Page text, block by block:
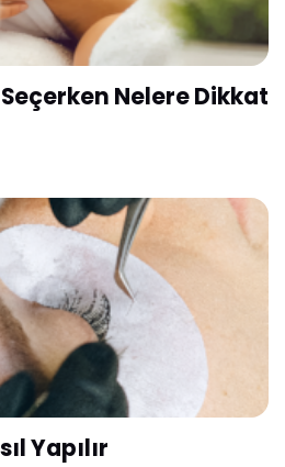
Nelere Dikkat
Yapılır